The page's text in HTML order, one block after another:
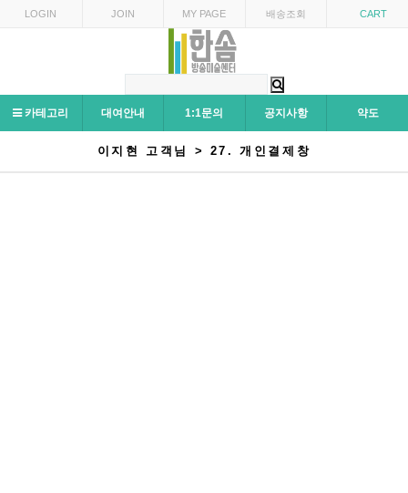
LOGIN JOIN MY PAGE 배송조회 CART
카테고리 대여안내 1:1문의 공지사항 약도
이지현 고객님 > 27. 개인결제창